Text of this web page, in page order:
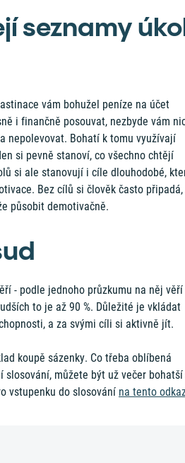
seznamy
vám bohužel peníze na účet
i finančně posouvat, nezbyde vám
nepolevovat. Bohatí k tomu využívají
si pevně stanoví, co všechno chtějí
si ale stanovují i cíle dlouhodobé,
Bez cílů si člověk často připadá,
působit demotivačně.
- podle jednoho průzkumu na něj věří
to je až 90 %. Důležité je vkládat
a za svými cíli si aktivně jít.
koupě sázenky. Co třeba oblíbená
slosování, můžete být už večer
vstupenku do slosování na tento